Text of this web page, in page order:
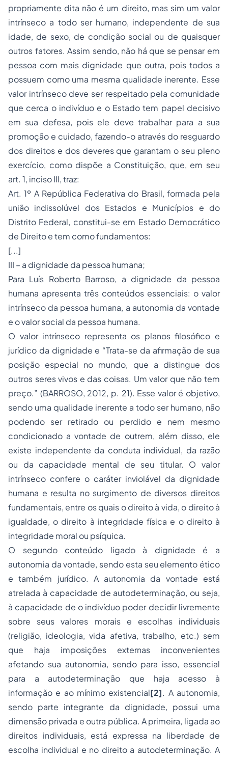
propriamente dita não é um direito, mas sim um valor
intrínseco a todo ser humano, independente de sua
idade, de sexo, de condição social ou de quaisquer
outros fatores. Assim sendo, não há que se pensar em
pessoa com mais dignidade que outra, pois todos a
possuem como uma mesma qualidade inerente. Esse
valor intrínseco deve ser respeitado pela comunidade
que cerca o indivíduo e o Estado tem papel decisivo
em sua defesa, pois ele deve trabalhar para a sua
promoção e cuidado, fazendo-o através do resguardo
dos direitos e dos deveres que garantam o seu pleno
exercício, como dispõe a Constituição, que, em seu
art. 1, inciso III, traz:
Art. 1º A República Federativa do Brasil, formada pela
união indissolúvel dos Estados e Municípios e do
Distrito Federal, constitui-se em Estado Democrático
de Direito e tem como fundamentos:
[...]
III – a dignidade da pessoa humana;
Para Luís Roberto Barroso, a dignidade da pessoa
humana apresenta três conteúdos essenciais: o valor
intrínseco da pessoa humana, a autonomia da vontade
e o valor social da pessoa humana.
O valor intrínseco representa os planos filosófico e
jurídico da dignidade e “Trata-se da afirmação de sua
posição especial no mundo, que a distingue dos
outros seres vivos e das coisas. Um valor que não tem
preço.” (BARROSO, 2012, p. 21). Esse valor é objetivo,
sendo uma qualidade inerente a todo ser humano, não
podendo ser retirado ou perdido e nem mesmo
condicionado a vontade de outrem, além disso, ele
existe independente da conduta individual, da razão
ou da capacidade mental de seu titular. O valor
intrínseco confere o caráter inviolável da dignidade
humana e resulta no surgimento de diversos direitos
fundamentais, entre os quais o direito à vida, o direito à
igualdade, o direito à integridade física e o direito à
integridade moral ou psíquica.
O segundo conteúdo ligado à dignidade é a
autonomia da vontade, sendo esta seu elemento ético
e também jurídico. A autonomia da vontade está
atrelada à capacidade de autodeterminação, ou seja,
à capacidade de o indivíduo poder decidir livremente
sobre seus valores morais e escolhas individuais
(religião, ideologia, vida afetiva, trabalho, etc.) sem
que haja imposições externas inconvenientes
afetando sua autonomia, sendo para isso, essencial
para a autodeterminação que haja acesso à
informação e ao mínimo existencial[2]. A autonomia,
sendo parte integrante da dignidade, possui uma
dimensão privada e outra pública. A primeira, ligada ao
direitos individuais, está expressa na liberdade de
escolha individual e no direito a autodeterminação. A